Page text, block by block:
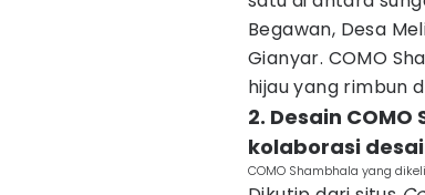
Begawan, Desa
Gianyar. COMO
hijau yang rimbun
2. Desain
kolaborasi
COMO Shambhala yang